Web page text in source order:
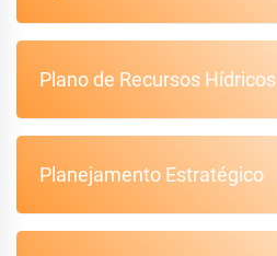
Plano de Recursos Hídricos
Planejamento Estratégico